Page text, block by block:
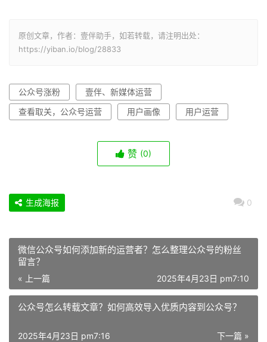
原创文章，作者：壹伴助手，如若转载，请注明出处：
https://yiban.io/blog/28833
公众号涨粉
壹伴、新媒体运营
查看取关，公众号运营
用户画像 用户运营
赞 (0)
0
生成海报
微信公众号如何添加新的运营者？怎么整理公众号的粉丝
留言？
« 上一篇 2025年4月23日 pm7:10
公众号怎么转载文章？如何高效导入优质内容到公众号？
下一篇 »
2025年4月23日 pm7:16